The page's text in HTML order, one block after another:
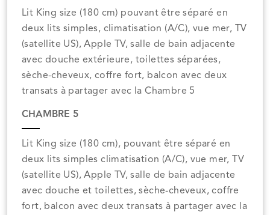
Lit King size (180 cm) pouvant être séparé en
deux lits simples, climatisation (A/C), vue mer, TV
(satellite US), Apple TV, salle de bain adjacente
avec douche extérieure, toilettes séparées,
sèche-cheveux, coffre fort, balcon avec deux
transats à partager avec la Chambre 5
CHAMBRE 5
Lit King size (180 cm), pouvant être séparé en
deux lits simples climatisation (A/C), vue mer, TV
(satellite US), Apple TV, salle de bain adjacente
avec douche et toilettes, sèche-cheveux, coffre
fort, balcon avec deux transats à partager avec la